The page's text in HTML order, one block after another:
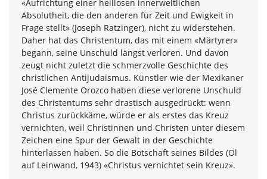
«Aufrichtung einer heillosen innerweltlichen
Absolutheit, die den anderen für Zeit und Ewigkeit in
Frage stellt» (Joseph Ratzinger), nicht zu widerstehen.
Daher hat das Christentum, das mit einem «Märtyrer»
begann, seine Unschuld längst verloren. Und davon
zeugt nicht zuletzt die schmerzvolle Geschichte des
christlichen Antijudaismus. Künstler wie der Mexikaner
José Clemente Orozco haben diese verlorene Unschuld
des Christentums sehr drastisch ausgedrückt: wenn
Christus zurückkäme, würde er als erstes das Kreuz
vernichten, weil Christinnen und Christen unter diesem
Zeichen eine Spur der Gewalt in der Geschichte
hinterlassen haben. So die Botschaft seines Bildes (Öl
auf Leinwand, 1943) «Christus vernichtet sein Kreuz».